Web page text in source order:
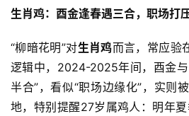
生肖鸡：酉金逢春遇三合，职场打
“柳暗花明”对生肖鸡而言，常应验
逻辑中，2024-2025年间，酉金与
半合”，看似“职场边缘化”，实则
地，特别提醒27岁属鸡人：明年